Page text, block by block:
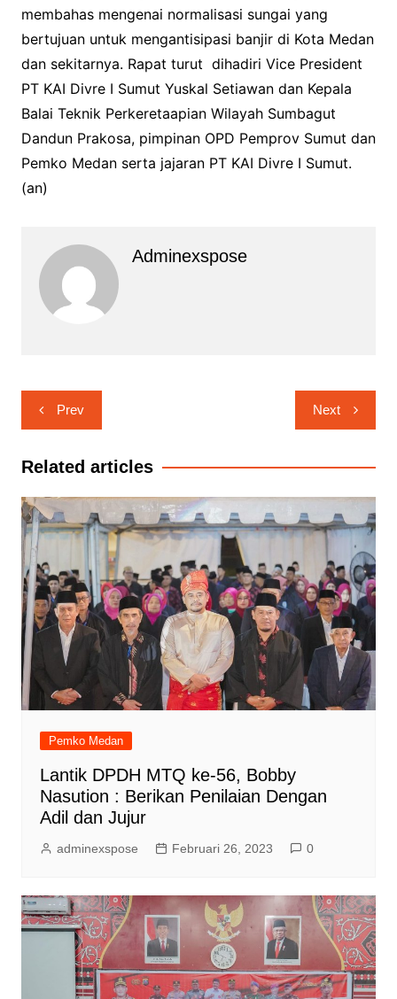
membahas mengenai normalisasi sungai yang
bertujuan untuk mengantisipasi banjir di Kota Medan
dan sekitarnya. Rapat turut dihadiri Vice President
PT KAI Divre I Sumut Yuskal Setiawan dan Kepala
Balai Teknik Perkeretaapian Wilayah Sumbagut
Dandun Prakosa, pimpinan OPD Pemprov Sumut dan
Pemko Medan serta jajaran PT KAI Divre I Sumut.
(an)
Adminexspose
Navigasi
pos
Prev Next
Related articles
Pemko Medan
Lantik DPDH MTQ ke-56, Bobby
Nasution : Berikan Penilaian Dengan
Adil dan Jujur
adminexspose Februari 26, 2023 0